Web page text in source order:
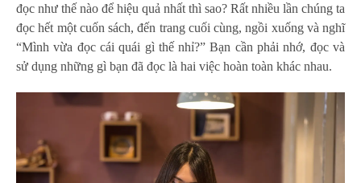
đọc như thế nào để hiệu quả nhất thì sao? Rất nhiều lần chúng ta
đọc hết một cuốn sách, đến trang cuối cùng, ngồi xuống và nghĩ
“Mình vừa đọc cái quái gì thế nhỉ?” Bạn cần phải nhớ, đọc và
sử dụng những gì bạn đã đọc là hai việc hoàn toàn khác nhau.